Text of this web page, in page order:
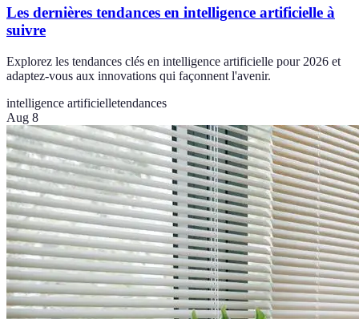
Les dernières tendances en intelligence artificielle à
suivre
Explorez les tendances clés en intelligence artificielle pour 2026 et
adaptez-vous aux innovations qui façonnent l'avenir.
intelligence artificielletendances
Aug 8